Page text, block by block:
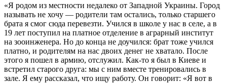
«Я родом из местности недалеко от Западной Украины. Город
называть не хочу — родители там остались, только старшего
брата я смог сюда перевезти. Учился в школе у нас в селе, а в
19 лет поступил на платное отделение в аграрный институт
на зооинженера. Но до конца не доучился: брат тоже учился
платно, и родителям на нас двоих денег не хватало. После
этого я пошел в армию, отслужил. Как-то я был в Киеве и
встретил старого друга: мы с ним вместе тренировались в
зале. Я ему рассказал, что ищу работу. Он говорит: «Я вот в